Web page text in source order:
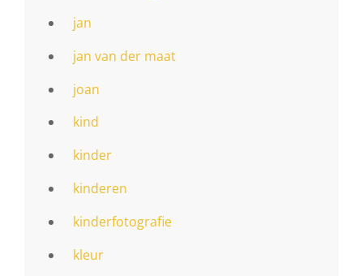
jan
jan van der maat
joan
kind
kinder
kinderen
kinderfotografie
kleur